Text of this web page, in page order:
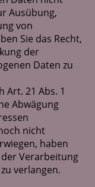
Ausübung,
von
Sie das Recht,
der
Daten zu
Art. 21 Abs. 1
Abwägung
nicht
haben
der Verarbeitung
verlangen.